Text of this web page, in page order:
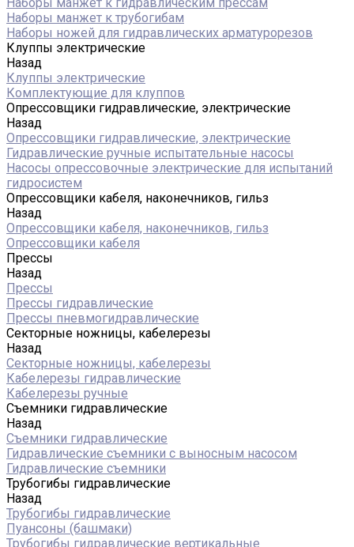
Наборы манжет к трубогибам
Наборы ножей для гидравлических арматурорезов
Клуппы электрические
Назад
Клуппы электрические
Комплектующие для клуппов
Опрессовщики гидравлические, электрические
Назад
Опрессовщики гидравлические, электрические
Гидравлические ручные испытательные насосы
Насосы опрессовочные электрические для испытаний
гидросистем
Опрессовщики кабеля, наконечников, гильз
Назад
Опрессовщики кабеля, наконечников, гильз
Опрессовщики кабеля
Прессы
Назад
Прессы
Прессы гидравлические
Прессы пневмогидравлические
Секторные ножницы, кабелерезы
Назад
Секторные ножницы, кабелерезы
Кабелерезы гидравлические
Кабелерезы ручные
Съемники гидравлические
Назад
Съемники гидравлические
Гидравлические cъемники с выносным насосом
Гидравлические съемники
Трубогибы гидравлические
Назад
Трубогибы гидравлические
Пуансоны (башмаки)
Трубогибы гидравлические вертикальные